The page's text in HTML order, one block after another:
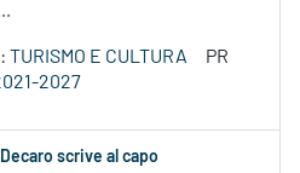
TURISMO E CULTURA
PR
2027
scrive al capo